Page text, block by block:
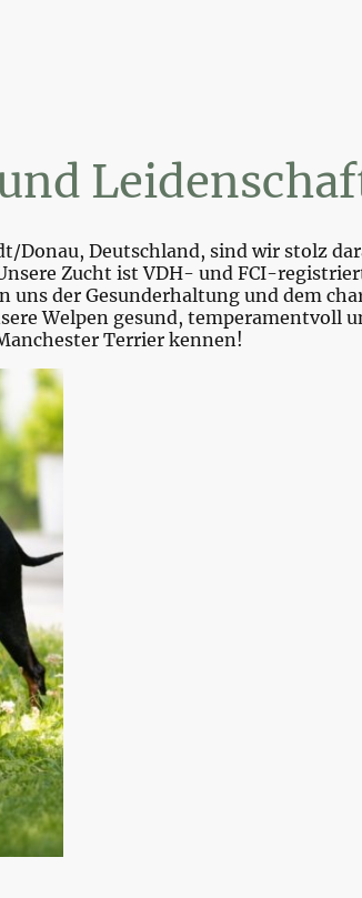
Deutschland, sind wir stolz
Zucht ist VDH- und FCI-
der Gesunderhaltung und dem
Welpen gesund, temperamentvoll
Terrier kennen!